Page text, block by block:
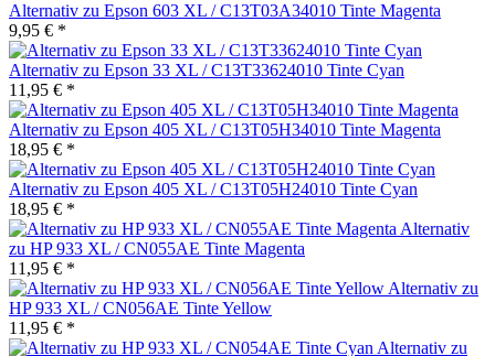
Alternativ zu Epson 603 XL / C13T03A34010 Tinte Magenta
9,95 € *
Alternativ zu Epson 33 XL / C13T33624010 Tinte Cyan
11,95 € *
Alternativ zu Epson 405 XL / C13T05H34010 Tinte Magenta
18,95 € *
Alternativ zu Epson 405 XL / C13T05H24010 Tinte Cyan
18,95 € *
Alternativ
zu HP 933 XL / CN055AE Tinte Magenta
11,95 € *
Alternativ zu
HP 933 XL / CN056AE Tinte Yellow
11,95 € *
Alternativ zu